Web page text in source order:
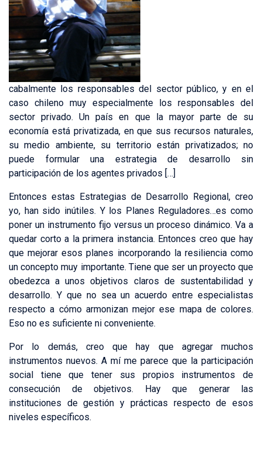
cabalmente los responsables del sector público, y en el
caso chileno muy especialmente los responsables del
sector privado. Un país en que la mayor parte de su
economía está privatizada, en que sus recursos naturales,
su medio ambiente, su territorio están privatizados; no
puede formular una estrategia de desarrollo sin
participación de los agentes privados […]
Entonces estas Estrategias de Desarrollo Regional, creo
yo, han sido inútiles. Y los Planes Reguladores…es como
poner un instrumento fijo versus un proceso dinámico. Va a
quedar corto a la primera instancia. Entonces creo que hay
que mejorar esos planes incorporando la resiliencia como
un concepto muy importante. Tiene que ser un proyecto que
obedezca a unos objetivos claros de sustentabilidad y
desarrollo. Y que no sea un acuerdo entre especialistas
respecto a cómo armonizan mejor ese mapa de colores.
Eso no es suficiente ni conveniente.
Por lo demás, creo que hay que agregar muchos
instrumentos nuevos. A mí me parece que la participación
social tiene que tener sus propios instrumentos de
consecución de objetivos. Hay que generar las
instituciones de gestión y prácticas respecto de esos
niveles específicos.